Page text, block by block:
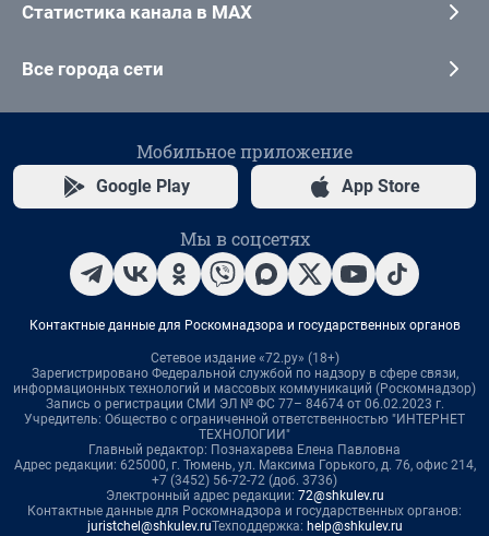
Статистика канала в MAX
Все города сети
Мобильное приложение
Google Play App Store
Мы в соцсетях
Контактные данные для Роскомнадзора и государственных органов
Сетевое издание «72.ру» (18+)
Зарегистрировано Федеральной службой по надзору в сфере связи,
информационных технологий и массовых коммуникаций (Роскомнадзор)
Запись о регистрации СМИ ЭЛ № ФС 77– 84674 от 06.02.2023 г.
Учредитель: Общество с ограниченной ответственностью "ИНТЕРНЕТ
ТЕХНОЛОГИИ"
Главный редактор: Познахарева Елена Павловна
Адрес редакции: 625000, г. Тюмень, ул. Максима Горького, д. 76, офис 214,
+7 (3452) 56-72-72 (доб. 3736)
Электронный адрес редакции: 72@shkulev.ru
Контактные данные для Роскомнадзора и государственных органов:
juristchel@shkulev.ruТехподдержка: help@shkulev.ru